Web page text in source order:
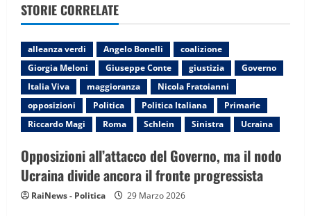
i
g
a
t
i
o
n
STORIE CORRELATE
alleanza verdi Angelo Bonelli
coalizione
Giorgia Meloni
Giuseppe Conte giustizia
Governo
Italia Viva
maggioranza
Nicola Fratoianni
opposizioni
Politica Politica Italiana
Primarie
Riccardo Magi
Roma Schlein Sinistra Ucraina
Opposizioni all’attacco del Governo, ma il nodo
Ucraina divide ancora il fronte progressista
RaiNews - Politica 29 Marzo 2026